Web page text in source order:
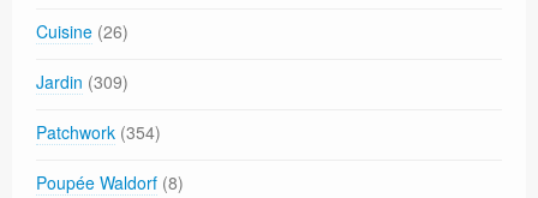
Cuisine (26)
Jardin (309)
Patchwork (354)
Poupée Waldorf (8)